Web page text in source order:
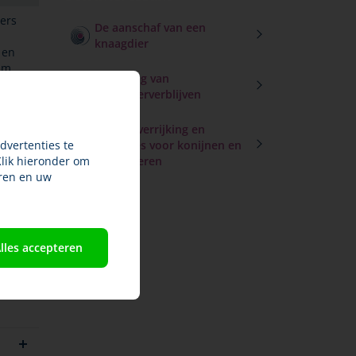
en
de
De aanschaf van een
knaagdier
Inrichting van
knaagdierverblijven
Voedselverrijking en
spelletjes voor konijnen en
knaagdieren
te
hieronder om
en uw
accepteren